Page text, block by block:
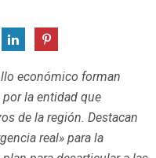
económico forman
la entidad que
de la región. Destacan
real» para la